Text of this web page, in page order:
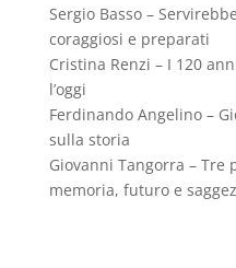
Sergio Basso –
coraggiosi e preparati
Cristina Renzi – I 120
l’oggi
Ferdinando Angelino –
sulla storia
Giovanni Tangorra – Tre
memoria, futuro e